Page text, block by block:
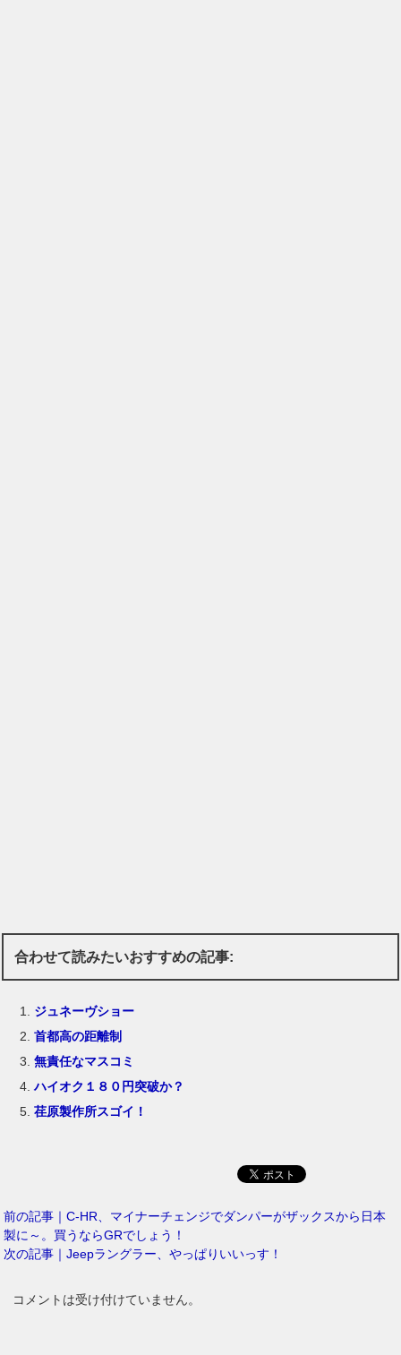
合わせて読みたいおすすめの記事:
ジュネーヴショー
首都高の距離制
無責任なマスコミ
ハイオク１８０円突破か？
荏原製作所スゴイ！
前の記事｜C-HR、マイナーチェンジでダンパーがザックスから日本
製に～。買うならGRでしょう！
次の記事｜Jeepラングラー、やっぱりいいっす！
コメントは受け付けていません。